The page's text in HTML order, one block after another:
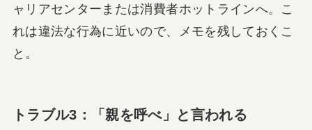
ャリアセンターまたは消費者ホットラインへ。こ
れは違法な行為に近いので、メモを残しておくこ
と。
トラブル3：「親を呼べ」と言われる